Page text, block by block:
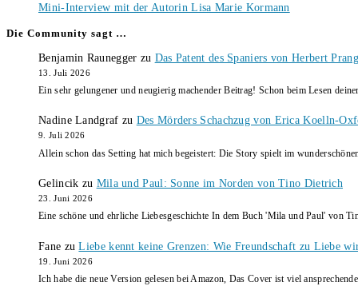
Mini-Interview mit der Autorin Lisa Marie Kormann
Die Community sagt …
Benjamin Raunegger zu Das Patent des Spaniers von Herbert
13. Juli 2026
Ein sehr gelungener und neugierig machender Beitrag! Schon beim Lesen
Nadine Landgraf zu Des Mörders Schachzug von Erica Koelln-
9. Juli 2026
Allein schon das Setting hat mich begeistert: Die Story spielt im
Gelincik zu Mila und Paul: Sonne im Norden von Tino Dietrich
23. Juni 2026
Eine schöne und ehrliche Liebesgeschichte In dem Buch 'Mila und Paul' von
Fane zuLiebe kennt keine Grenzen: Wie Freundschaft zu Liebe
19. Juni 2026
Ich habe die neue Version gelesen bei Amazon, Das Cover ist viel